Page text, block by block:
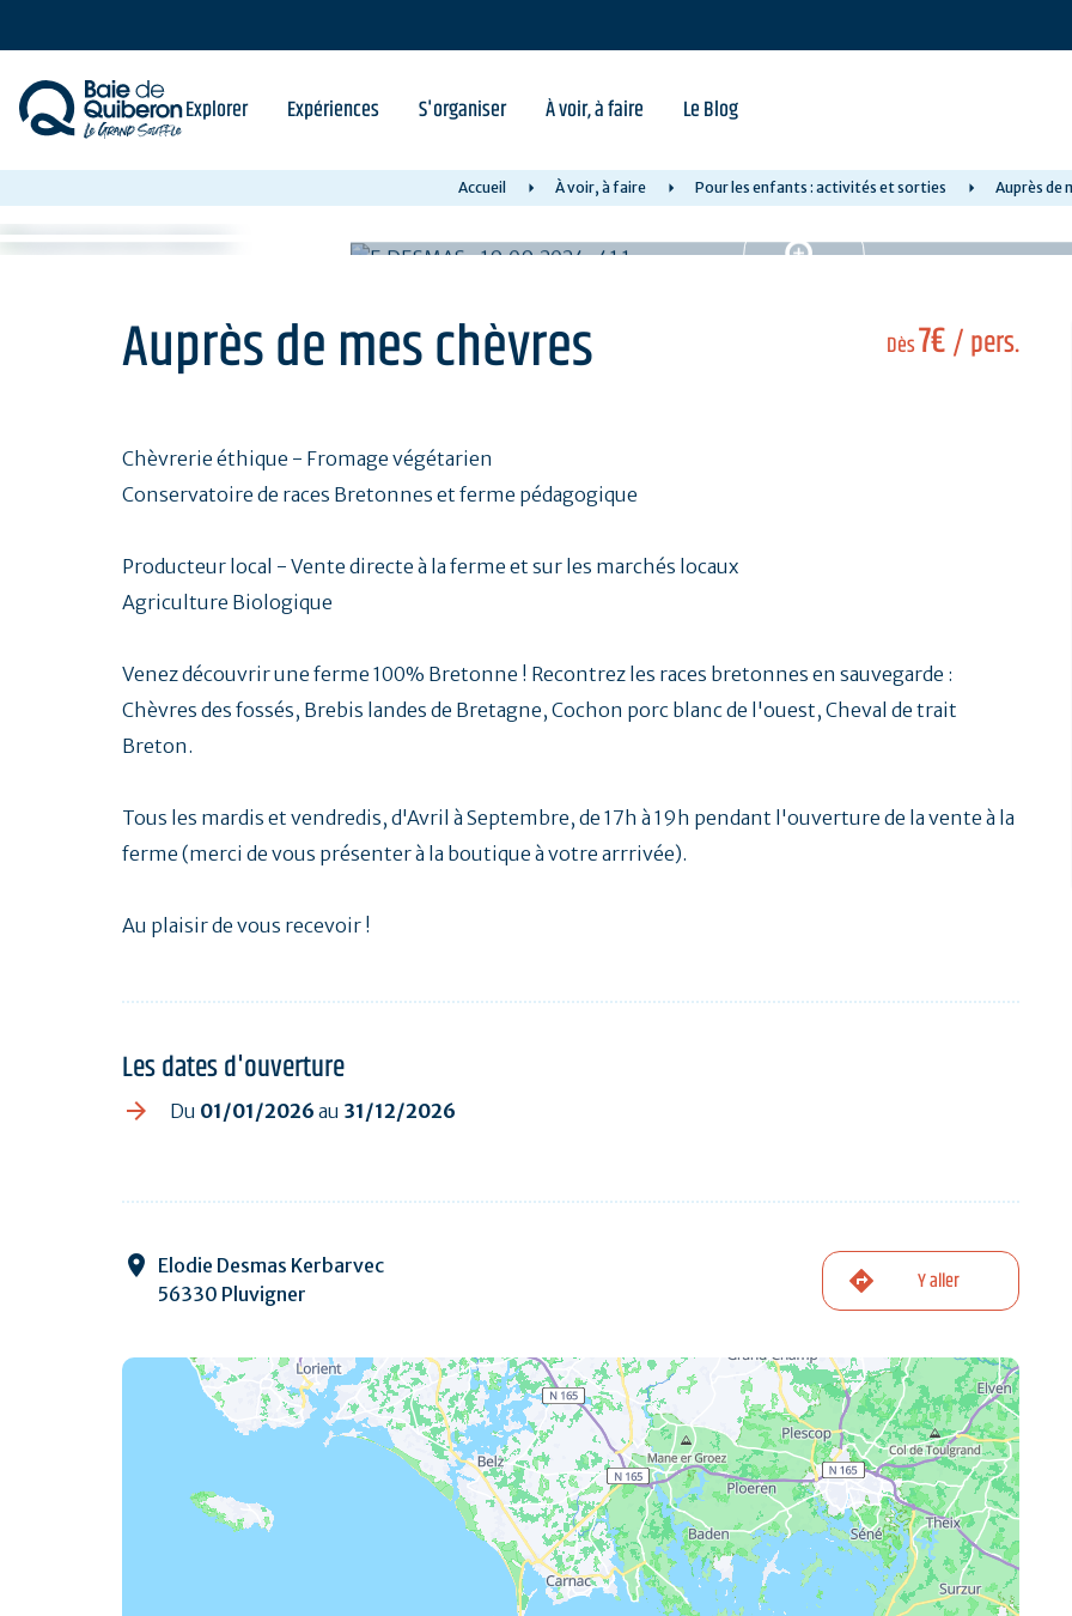
principal
Explorer Expériences S'organiser À voir, à faire Le Blog
Accueil À voir, à faire Pour les enfants : activités et sorties Auprès de
Dès7€/ pers.
Auprès de mes chèvres
Chèvrerie éthique - Fromage végétarien
Conservatoire de races Bretonnes et ferme pédagogique
Producteur local - Vente directe à la ferme et sur les marchés locaux
Agriculture Biologique
Venez découvrir une ferme 100% Bretonne ! Recontrez les races bretonnes en sauvegarde :
Chèvres des fossés, Brebis landes de Bretagne, Cochon porc blanc de l'ouest, Cheval de trait
Breton.
Tous les mardis et vendredis, d'Avril à Septembre, de 17h à 19h pendant l'ouverture de la vente à la
ferme (merci de vous présenter à la boutique à votre arrrivée).
Au plaisir de vous recevoir !
Les dates d'ouverture
Du 01/01/2026 au 31/12/2026
Elodie Desmas Kerbarvec
56330 Pluvigner
Y aller